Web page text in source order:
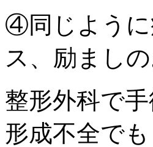
④同じように
ス、励まし
整形外科で
形成不全でも